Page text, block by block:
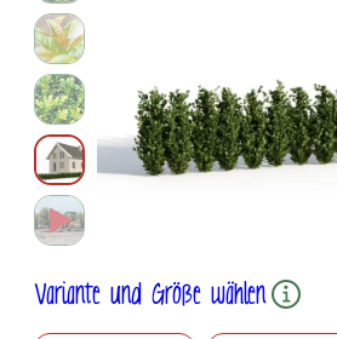
Variante und Größe wählen